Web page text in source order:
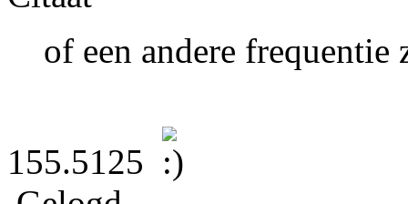
of een andere
155.5125